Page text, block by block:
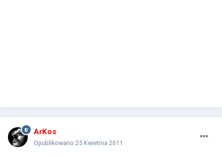
ArKos
Opublikowano 25 Kwietnia 2011